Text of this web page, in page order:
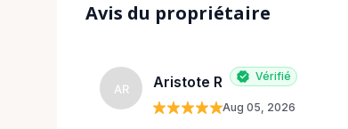
Avis du propriétaire
AR Aristote R Vérifié
Aug 05, 2026